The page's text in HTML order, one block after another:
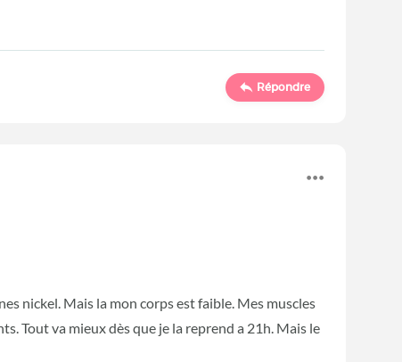
Répondre
nickel. Mais la mon corps est faible. Mes muscles
Tout va mieux dès que je la reprend a 21h. Mais le